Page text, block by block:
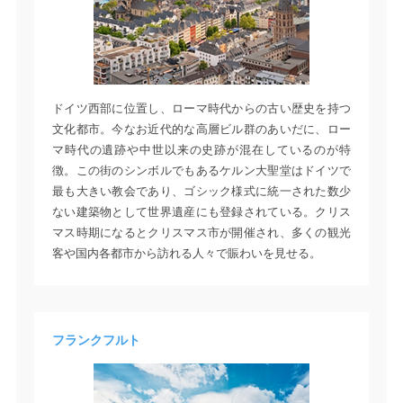
ドイツ西部に位置し、ローマ時代からの古い歴史を持つ
文化都市。今なお近代的な高層ビル群のあいだに、ロー
マ時代の遺跡や中世以来の史跡が混在しているのが特
徴。この街のシンボルでもあるケルン大聖堂はドイツで
最も大きい教会であり、ゴシック様式に統一された数少
ない建築物として世界遺産にも登録されている。クリス
マス時期になるとクリスマス市が開催され、多くの観光
客や国内各都市から訪れる人々で賑わいを見せる。
フランクフルト